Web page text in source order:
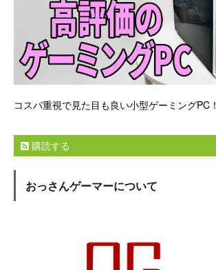
コスパ重視で見た目も良い小型ゲーミングPC！
購読する
おっさんゲーマーについて